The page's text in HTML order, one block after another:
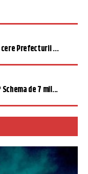
cere Prefecturii ...
de 7 mil...